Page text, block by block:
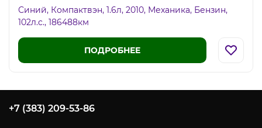
Синий, Компактвэн, 1.6л, 2010, Механика, Бензин,
102л.c., 186488км
ПОДРОБНЕЕ
+7 (383) 209-53-86